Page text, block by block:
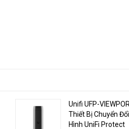
Unifi UFP-
Thiết Bị Chuyển
Hình UniFi Protect